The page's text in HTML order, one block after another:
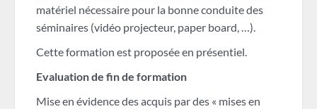
matériel nécessaire pour la bonne conduite des
séminaires (vidéo projecteur, paper board, …).
Cette formation est proposée en présentiel.
Evaluation de fin de formation
Mise en évidence des acquis par des « mises en